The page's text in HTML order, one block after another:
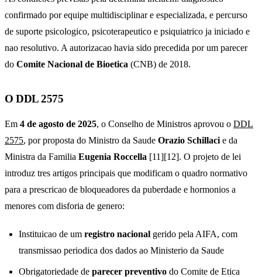
confirmado por equipe multidisciplinar e especializada, e percurso
de suporte psicologico, psicoterapeutico e psiquiatrico ja iniciado e
nao resolutivo. A autorizacao havia sido precedida por um parecer
do Comite Nacional de Bioetica (CNB) de 2018.
O DDL 2575
Em 4 de agosto de 2025, o Conselho de Ministros aprovou o DDL
2575, por proposta do Ministro da Saude Orazio Schillaci e da
Ministra da Familia Eugenia Roccella [11][12]. O projeto de lei
introduz tres artigos principais que modificam o quadro normativo
para a prescricao de bloqueadores da puberdade e hormonios a
menores com disforia de genero:
Instituicao de um registro nacional gerido pela AIFA, com
transmissao periodica dos dados ao Ministerio da Saude
Obrigatoriedade de parecer preventivo do Comite de Etica